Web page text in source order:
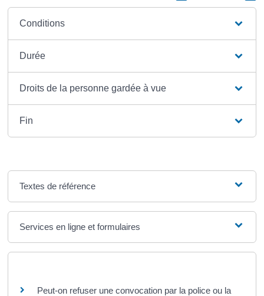
Conditions
Durée
Droits de la personne gardée à vue
Fin
Textes de référence
Services en ligne et formulaires
Peut-on refuser une convocation par la police ou la